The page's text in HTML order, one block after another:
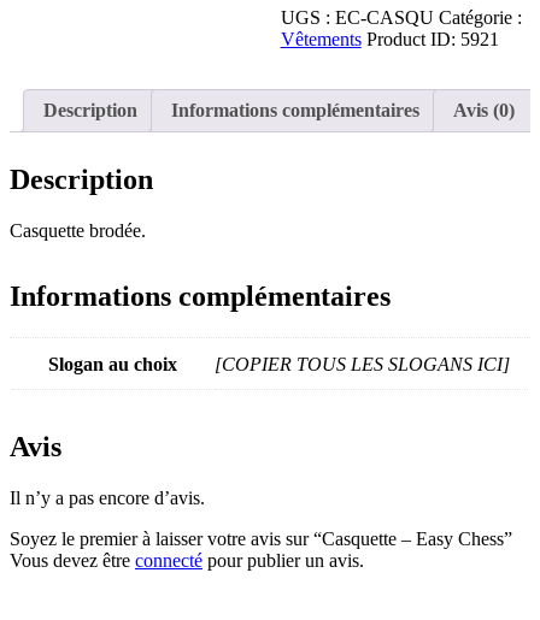
UGS : EC-CASQU Catégorie :
Vêtements Product ID: 5921
Description Informations complémentaires Avis (0)
Description
Casquette brodée.
Informations complémentaires
Slogan au choix [COPIER TOUS LES SLOGANS ICI]
Avis
Il n’y a pas encore d’avis.
Soyez le premier à laisser votre avis sur “Casquette – Easy Chess”
Vous devez être connecté pour publier un avis.